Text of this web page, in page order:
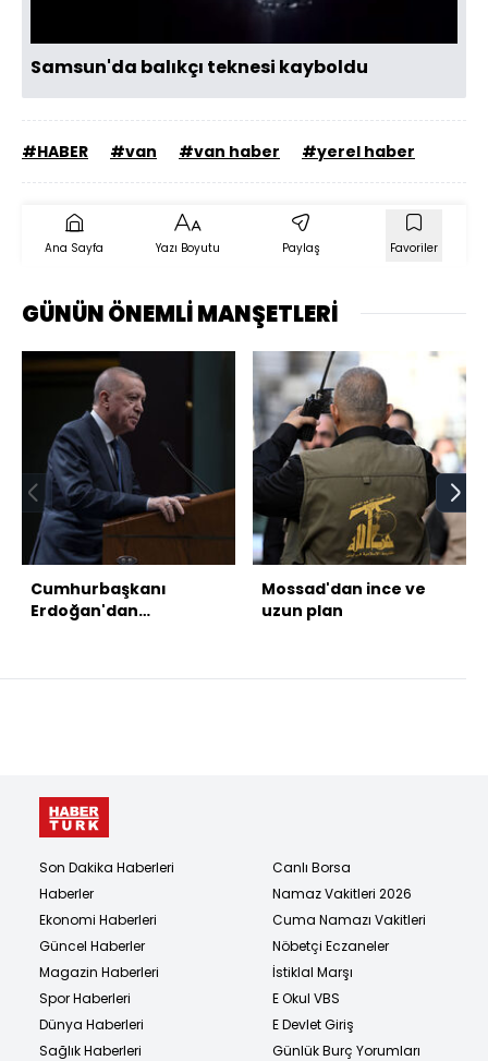
Samsun'da balıkçı teknesi kayboldu
#HABER #van #van haber #yerel haber
Ana Sayfa Yazı Boyutu Paylaş Favoriler
GÜNÜN ÖNEMLİ MANŞETLERİ
Cumhurbaşkanı
Erdoğan'dan
Mossad'dan ince ve
uzun plan
Son Dakika Haberleri
Haberler
Ekonomi Haberleri
Güncel Haberler
Magazin Haberleri
Spor Haberleri
Dünya Haberleri
Sağlık Haberleri
Canlı Borsa
Namaz Vakitleri 2026
Cuma Namazı Vakitleri
Nöbetçi Eczaneler
İstiklal Marşı
E Okul VBS
E Devlet Giriş
Günlük Burç Yorumları